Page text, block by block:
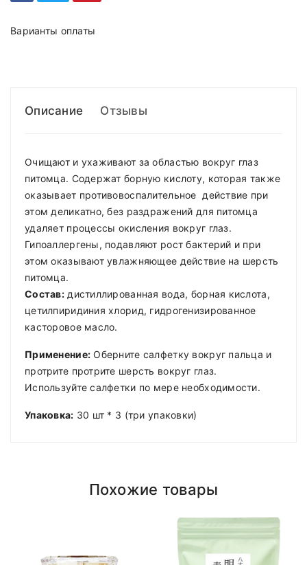
Варианты оплаты
Описание Отзывы
Очищают и ухаживают за областью вокруг глаз
питомца. Содержат борную кислоту, которая также
оказывает противовоспалительное действие при
этом деликатно, без раздражений для питомца
удаляет процессы окисления вокруг глаз.
Гипоаллергены, подавляют рост бактерий и при
этом оказывают увлажняющее действие на шерсть
питомца.
Состав:дистиллированная вода, борная кислота,
цетилпиридиния хлорид, гидрогенизированное
касторовое масло.
Применение: Оберните салфетку вокруг пальца и
протрите протрите шерсть вокруг глаз.
Используйте салфетки по мере необходимости.
Упаковка: 30 шт * 3 (три упаковки)
Похожие товары